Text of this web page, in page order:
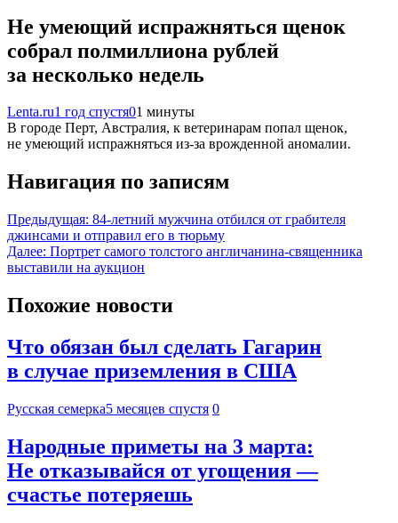
Не умеющий испражняться щенок
собрал полмиллиона рублей
за несколько недель
Lenta.ru1 год спустя01 минуты
В городе Перт, Австралия, к ветеринарам попал щенок,
не умеющий испражняться из-за врожденной аномалии.
Навигация по записям
Предыдущая: 84-летний мужчина отбился от грабителя
джинсами и отправил его в тюрьму
Далее: Портрет самого толстого англичанина-священника
выставили на аукцион
Похожие новости
Что обязан был сделать Гагарин
в случае приземления в США
Русская семерка5 месяцев спустя 0
Народные приметы на 3 марта:
Не отказывайся от угощения —
счастье потеряешь